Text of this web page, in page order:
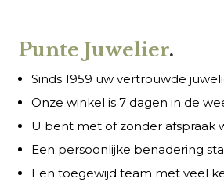
Punte Juwelier.
Sinds 1959 uw vertrouwde
Onze winkel is 7 dagen in de
U bent met of zonder afspraak
Een persoonlijke benadering
Een toegewijd team met veel